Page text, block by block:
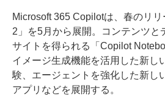
Microsoft 365 Copilotは、春のリ
2」を5月から展開。コンテンツと
サイトを得られる「Copilot
イメージ生成機能を活用した新し
験、エージェントを強化した新し
アプリなどを展開する。